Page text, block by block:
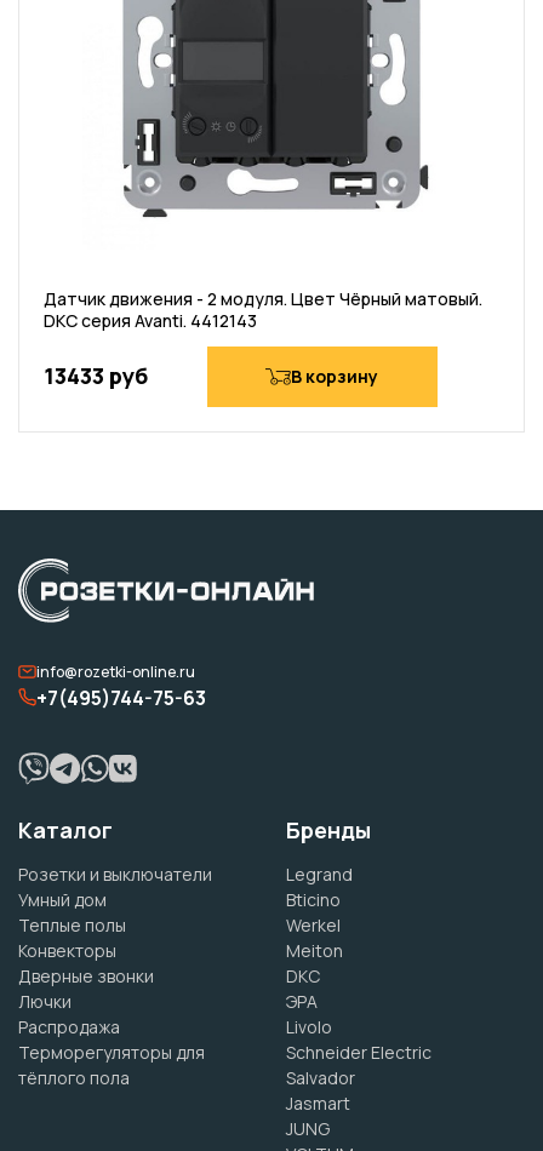
Датчик движения - 2 модуля. Цвет Чёрный матовый.
DKC серия Avanti. 4412143
13433 руб В корзину
info@rozetki-online.ru
+7(495)744-75-63
Каталог
Розетки и выключатели
Умный дом
Теплые полы
Конвекторы
Дверные звонки
Лючки
Распродажа
Терморегуляторы для
тёплого пола
Бренды
Legrand
Bticino
Werkel
Meiton
DKC
ЭРА
Livolo
Schneider Electric
Salvador
Jasmart
JUNG